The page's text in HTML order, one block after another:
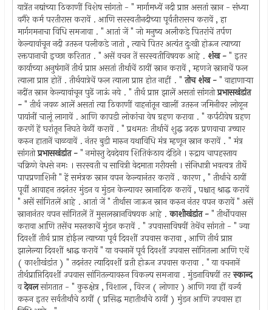
यात्रेंत नद्यांच्या ठिकाणीं विशेष सांगतो - " मार्गामध्यें नदी प्राप्त असतां स्नान - संध्या
वगैरे कर्म परतीरास करावें . आणि सरस्वतीनदीच्या पूर्वतीरासच करावें , हा
मार्गगमनाचा विधि समजावा . " आतां जें " जो मनुष्य अलीकडे पितरांचें तर्पण
केल्यावांचून नदी उतरुन पलीकडे जातो , त्याचे पितर अत्यंत दुःखी होऊन त्याच्या
रक्तपानाची इच्छा करितात . " असें वचन तें सरस्वतीविषयक आहे . शंख -" इतर
कार्याच्या अनुषंगानें तीर्थ प्राप्त असतां तीर्थाचें ठायीं स्नान करावें , म्हणजे स्नानाचें फल
त्याला प्राप्त होतें . तीर्थयात्रेचें फल त्याला प्राप्त होत नाहीं . "तोच शंख -" वाहाणार्‍या
नदींत स्नान केल्यावांचून पुढें जाऊं नये . " तीर्थ प्राप्त झालें असतां सांगतोप्रभासखंडांत
-" तीर्थ जवळ आलें असतां त्या ठिकाणीं वाहनांतून खालीं उतरुन जमिनीवर लोळून
पायांनीं चालूं लागावें . आणि कापडी लोकांचा वेष ग्रहण करावा . " कर्पटीवेष ग्रहण
करणें हें घरांतून निघते वेळीं करावें . " प्रथमतः तीर्थाचें शुद्ध उदक प्रणवाचा उच्चार
करुन हातानें चाळवावें . नंतर बुडी मारुन यथाविधि मंत्र म्हणून स्नान करावें . " मंत्र
सांगतोप्रभासखंडांत -" नमोस्तु देवदेवाय शितिकंठाय दंडिने । रुद्राय चापहस्ताय
चक्रिणे वेधसे नमः । सरस्वती च सावित्री वेदमाता गरीयसी । संनिधात्री भवत्वत्र तीर्थे
पापप्रणाशिनी " हें समंत्रक स्नान वपन केल्यानंतर करावें . कारण , " तीर्थाचे ठायीं
पूर्वीं आवाहन तदनंतर मुंडन व मुंडन केल्यावर स्नानादिक करावें , पश्चात् श्राद्ध करावें
" असें सांगितलें आहे . आतां जें " तीर्थास जाऊन स्नान करुन नंतर वपन करावें " असें
स्नानानंतर वपन सांगितलें तें मुसलस्नानविषयक आहे .काशीखंडांत -" तीर्थोपवास
करावा आणि तसेंच मस्तकाचें मुंडन करावें . " उपवासाविषयीं तेथेंच सांगतो - " ज्या
दिवशीं तीर्थ प्राप्त होईल त्याच्या पूर्व दिवशीं उपवास करावा , आणि तीर्थ प्राप्त
झालेल्या दिवशीं श्राद्ध करावें " या वचनानें पूर्व दिवशीं उपवास सांगितला आणि एथें
( काशीखंडांत ) " तदनंतर त्यादिवशीं व्रती होऊन उपवास करावा . " या वचनानें
तीर्थप्राप्तिदिवशीं उपवास सांगितल्यावरुन विकल्प समजावा . मुंडनाविषयीं तरस्कान्द
वदेवलसांगतात - " कुरुक्षेत्र , विशाल , विरज ( लोणार ) आणि गया हीं वर्ज्य
करुन इतर सर्वतीर्थांचे ठायीं ( प्रसिद्ध महातीर्थांचे ठायीं ) मुंडन आणि उपवास हा